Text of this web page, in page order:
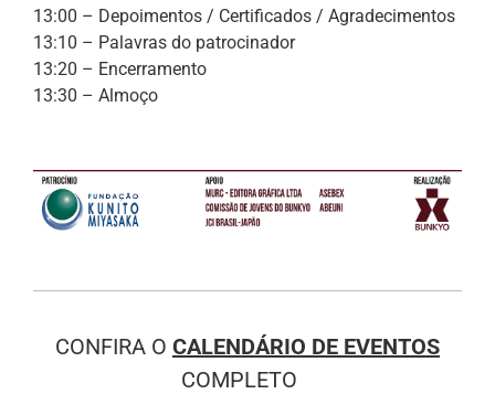
13:00 – Depoimentos / Certificados / Agradecimentos
13:10 – Palavras do patrocinador
13:20 – Encerramento
13:30 – Almoço
CONFIRA O CALENDÁRIO DE EVENTOS
COMPLETO